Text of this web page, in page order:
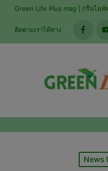
Green Life Plus mag | กรีนไล
ติดตามเราได้ทาง
Posted
News